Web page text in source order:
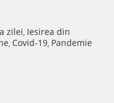
zilei, Iesirea din
, Covid-19, Pandemie